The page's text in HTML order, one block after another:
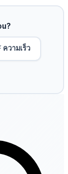
ความเร็ว